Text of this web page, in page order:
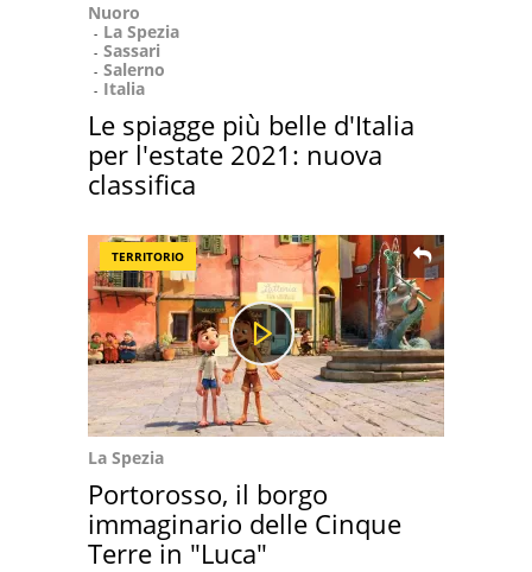
Nuoro
La Spezia
Sassari
Salerno
Italia
Le spiagge più belle d'Italia
per l'estate 2021: nuova
classifica
TERRITORIO
La Spezia
Portorosso, il borgo
immaginario delle Cinque
Terre in "Luca"